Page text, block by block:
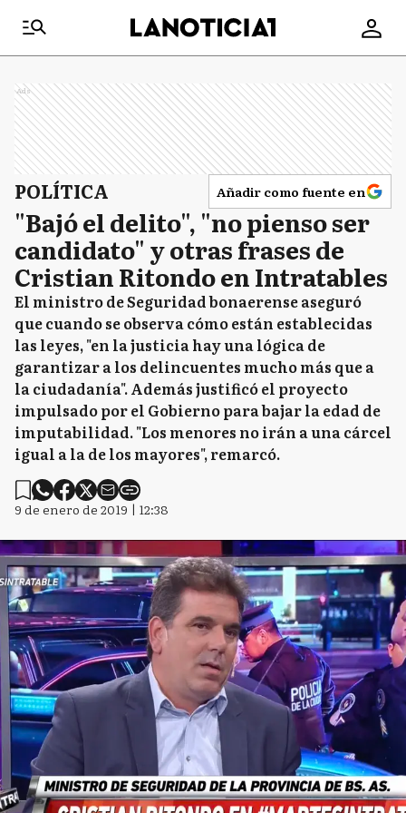
Ads
POLÍTICA Añadir como fuente en
"Bajó el delito", "no pienso ser
candidato" y otras frases de
Cristian Ritondo en Intratables
El ministro de Seguridad bonaerense aseguró
que cuando se observa cómo están establecidas
las leyes, "en la justicia hay una lógica de
garantizar a los delincuentes mucho más que a
la ciudadanía". Además justificó el proyecto
impulsado por el Gobierno para bajar la edad de
imputabilidad. "Los menores no irán a una cárcel
igual a la de los mayores", remarcó.
9 de enero de 2019 | 12:38